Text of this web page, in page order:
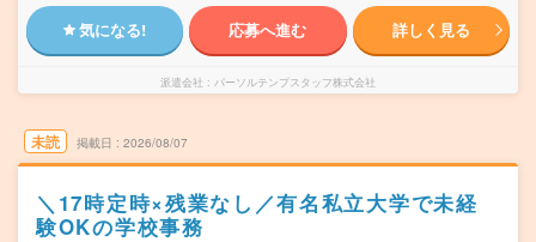
気になる! 応募へ進む 詳しく見る
派遣会社 パーソルテンプスタッフ株式会社
未読 掲載日 2026/08/07
＼17時定時×残業なし／有名私立大学で未経
験OKの学校事務